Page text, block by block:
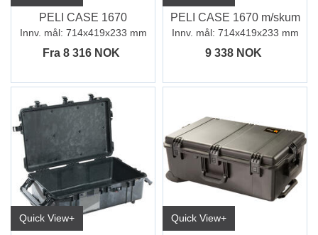
PELI CASE 1670
Innv. mål: 714x419x233 mm
Fra 8 316 NOK
PELI CASE 1670 m/skum
Innv. mål: 714x419x233 mm
9 338 NOK
Quick View+ Quick View+